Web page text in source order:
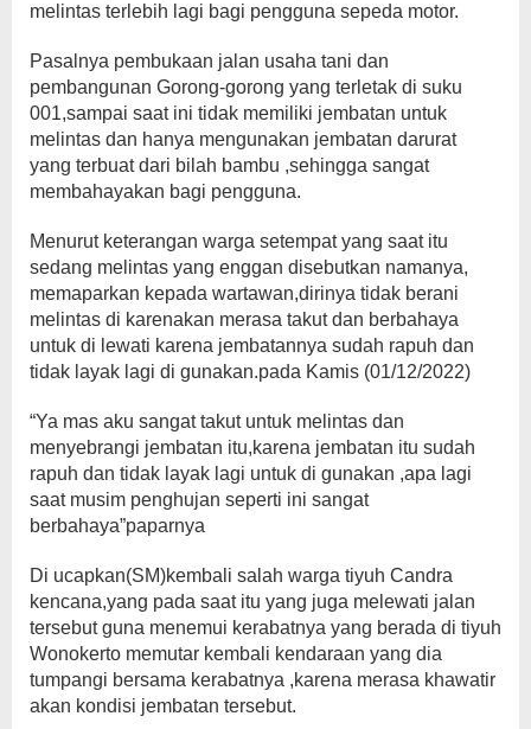
melintas terlebih lagi bagi pengguna sepeda motor.
Pasalnya pembukaan jalan usaha tani dan
pembangunan Gorong-gorong yang terletak di suku
001,sampai saat ini tidak memiliki jembatan untuk
melintas dan hanya mengunakan jembatan darurat
yang terbuat dari bilah bambu ,sehingga sangat
membahayakan bagi pengguna.
Menurut keterangan warga setempat yang saat itu
sedang melintas yang enggan disebutkan namanya,
memaparkan kepada wartawan,dirinya tidak berani
melintas di karenakan merasa takut dan berbahaya
untuk di lewati karena jembatannya sudah rapuh dan
tidak layak lagi di gunakan.pada Kamis (01/12/2022)
“Ya mas aku sangat takut untuk melintas dan
menyebrangi jembatan itu,karena jembatan itu sudah
rapuh dan tidak layak lagi untuk di gunakan ,apa lagi
saat musim penghujan seperti ini sangat
berbahaya”paparnya
Di ucapkan(SM)kembali salah warga tiyuh Candra
kencana,yang pada saat itu yang juga melewati jalan
tersebut guna menemui kerabatnya yang berada di tiyuh
Wonokerto memutar kembali kendaraan yang dia
tumpangi bersama kerabatnya ,karena merasa khawatir
akan kondisi jembatan tersebut.